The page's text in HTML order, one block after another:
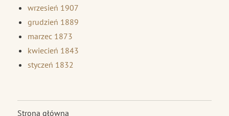
wrzesień 1907
grudzień 1889
marzec 1873
kwiecień 1843
styczeń 1832
Strona główna